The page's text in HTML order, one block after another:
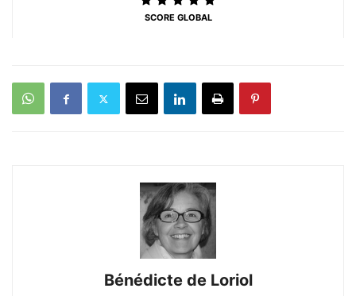
SCORE GLOBAL
Bénédicte de Loriol